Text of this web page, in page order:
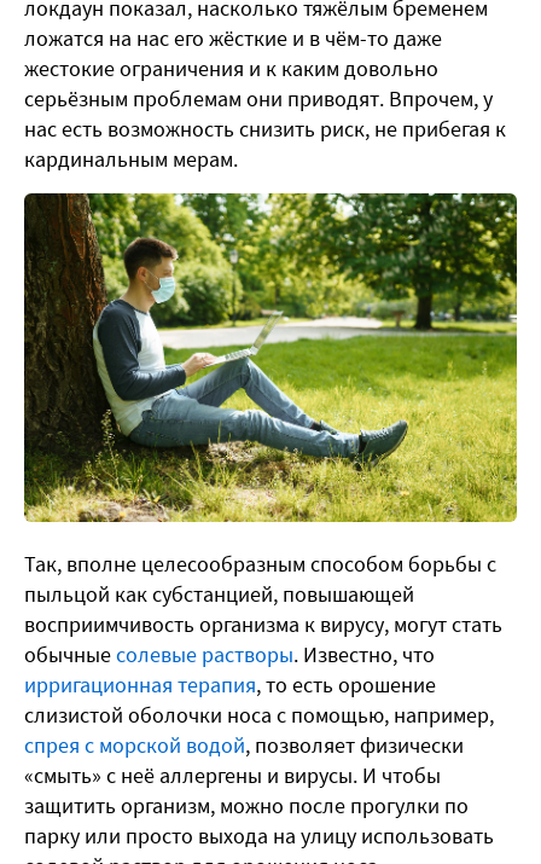
локдаун показал, насколько тяжёлым бременем
ложатся на нас его жёсткие и в чём-то даже
жестокие ограничения и к каким довольно
серьёзным проблемам они приводят. Впрочем, у
нас есть возможность снизить риск, не прибегая к
кардинальным мерам.
Так, вполне целесообразным способом борьбы с
пыльцой как субстанцией, повышающей
восприимчивость организма к вирусу, могут стать
обычныесолевые растворы. Известно, что
ирригационная терапия, то есть орошение
слизистой оболочки носа с помощью, например,
спрея с морской водой, позволяет физически
«смыть» с неё аллергены и вирусы. И чтобы
защитить организм, можно после прогулки по
парку или просто выхода на улицу использовать